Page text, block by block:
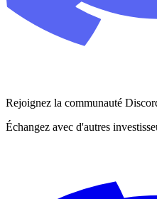
Rejoignez la communauté
Échangez avec d'autres